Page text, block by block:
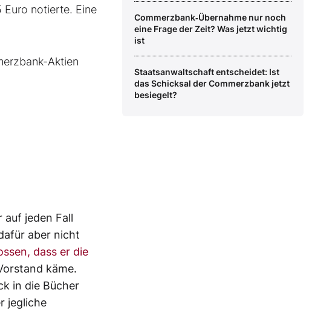
Euro notierte. Eine
Aktien
jeden Fall
aber nicht
dass er die
käme.
in die Bücher
jegliche
Commerzbank‑Übernahme nur noch
eine Frage der Zeit? Was jetzt wichtig
ist
Staatsanwaltschaft entscheidet: Ist
das Schicksal der Commerzbank jetzt
besiegelt?